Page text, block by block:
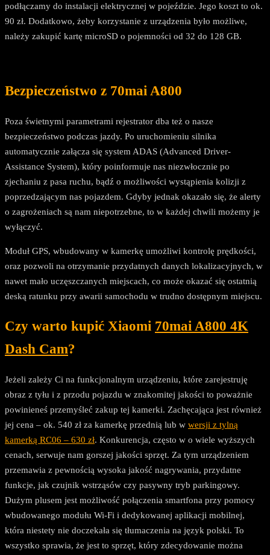
podłączamy do instalacji elektrycznej w pojeździe. Jego koszt to ok.
90 zł. Dodatkowo, żeby korzystanie z urządzenia było możliwe,
należy zakupić kartę microSD o pojemności od 32 do 128 GB.
Bezpieczeństwo z 70mai A800
Poza świetnymi parametrami rejestrator dba też o nasze
bezpieczeństwo podczas jazdy. Po uruchomieniu silnika
automatycznie załącza się system ADAS (Advanced Driver-
Assistance System), który poinformuje nas niezwłocznie po
zjechaniu z pasa ruchu, bądź o możliwości wystąpienia kolizji z
poprzedzającym nas pojazdem. Gdyby jednak okazało się, że alerty
o zagrożeniach są nam niepotrzebne, to w każdej chwili możemy je
wyłączyć.
Moduł GPS, wbudowany w kamerkę umożliwi kontrolę prędkości,
oraz pozwoli na otrzymanie przydatnych danych lokalizacyjnych, w
nawet mało uczęszczanych miejscach, co może okazać się ostatnią
deską ratunku przy awarii samochodu w trudno dostępnym miejscu.
Czy warto kupić Xiaomi 70mai A800 4K
Dash Cam?
Jeżeli zależy Ci na funkcjonalnym urządzeniu, które zarejestruję
obraz z tyłu i z przodu pojazdu w znakomitej jakości to poważnie
powinieneś przemyśleć zakup tej kamerki. Zachęcająca jest również
jej cena – ok. 540 zł za kamerkę przednią lub w wersji z tylną
kamerką RC06 – 630 zł. Konkurencja, często w o wiele wyższych
cenach, serwuje nam gorszej jakości sprzęt. Za tym urządzeniem
przemawia z pewnością wysoka jakość nagrywania, przydatne
funkcje, jak czujnik wstrząsów czy pasywny tryb parkingowy.
Dużym plusem jest możliwość połączenia smartfona przy pomocy
wbudowanego modułu Wi-Fi i dedykowanej aplikacji mobilnej,
która niestety nie doczekała się tłumaczenia na język polski. To
wszystko sprawia, że jest to sprzęt, który zdecydowanie można